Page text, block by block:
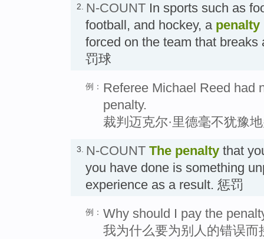
2. N-COUNT In sports such as
football, and hockey, a penalty
forced on the team that
罚球
例： Referee Michael Reed had
penalty.
裁判迈克尔·里德毫不犹豫
3. N-COUNT The penalty that
you have done is something
experience as a result. 惩罚
例： Why should I pay the
我为什么要为别人的错误而